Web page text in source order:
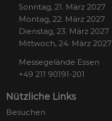
Sonntag, 21. März 2027
Montag, 22. März 2027
Dienstag, 23. März 2027
Mittwoch, 24. März 2027
Messegelände Essen
+49 211 90191-201
Nützliche Links
Besuchen